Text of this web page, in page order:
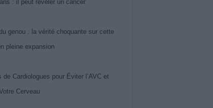
: il peut révéler un cancer
genou : la vérité choquante sur cette
pleine expansion
de Cardiologues pour Éviter l’AVC et
Cerveau